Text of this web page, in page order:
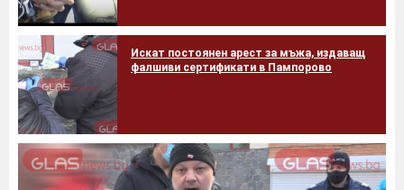
Искат постоянен арест за мъжа, издаващ
фалшиви сертификати в Пампорово